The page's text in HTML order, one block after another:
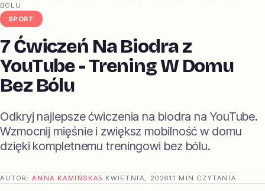
BÓLU
SPORT
7 Ćwiczeń Na Biodra z
YouTube - Trening W Domu
Bez Bólu
Odkryj najlepsze ćwiczenia na biodra na YouTube.
Wzmocnij mięśnie i zwiększ mobilność w domu
dzięki kompletnemu treningowi bez bólu.
AUTOR:ANNA KAMIŃSKA5 KWIETNIA, 202611 MIN CZYTANIA